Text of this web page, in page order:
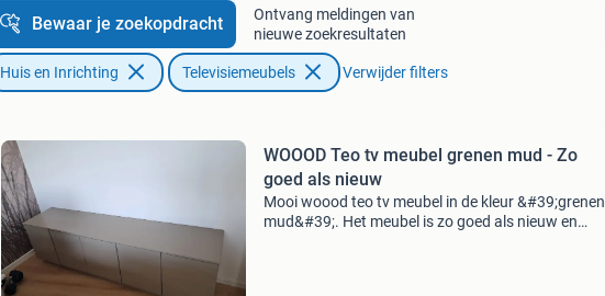
Bewaar je zoekopdracht
Ontvang meldingen van
nieuwe zoekresultaten
Huis en Inrichting Televisiemeubels Verwijder filters
WOOOD Teo tv meubel grenen mud - Zo
goed als nieuw
Mooi woood teo tv meubel in de kleur &#39;grenen
mud&#39;. Het meubel is zo goed als nieuw en